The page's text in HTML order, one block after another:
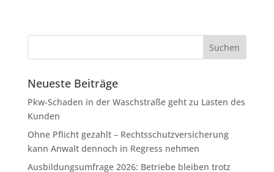
Neueste Beiträge
Pkw-Schaden in der Waschstraße geht zu Lasten des
Kunden
Ohne Pflicht gezahlt – Rechtsschutzversicherung
kann Anwalt dennoch in Regress nehmen
Ausbildungsumfrage 2026: Betriebe bleiben trotz